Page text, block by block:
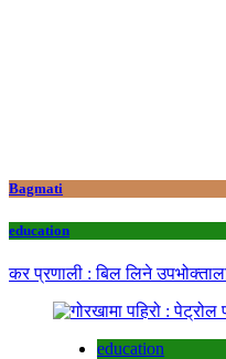
Bagmati
education
कर प्रणाली : बिल लिने
education